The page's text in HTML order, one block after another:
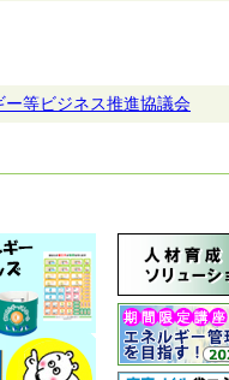
ー等ビジネス推進協議会